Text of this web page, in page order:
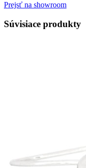
Prejsť na showroom
Súvisiace produkty